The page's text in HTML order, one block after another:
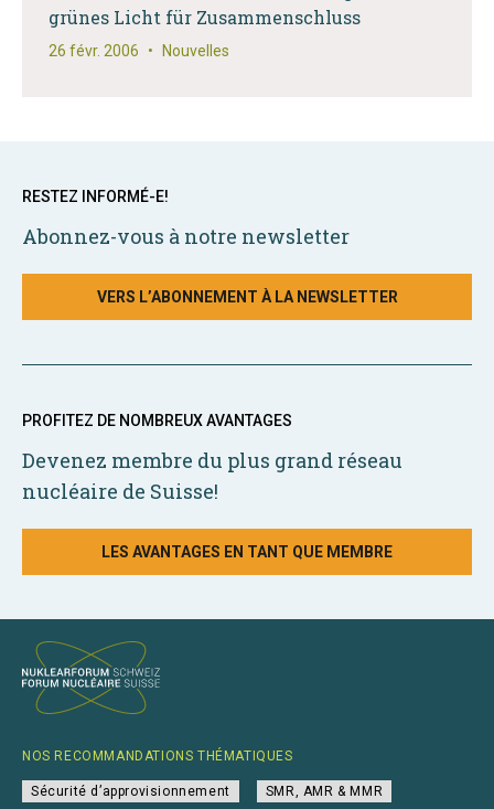
grünes Licht für Zusammenschluss
26 févr. 2006 • Nouvelles
RESTEZ INFORMÉ-E!
Abonnez-vous à notre newsletter
VERS L’ABONNEMENT À LA NEWSLETTER
PROFITEZ DE NOMBREUX AVANTAGES
Devenez membre du plus grand réseau
nucléaire de Suisse!
LES AVANTAGES EN TANT QUE MEMBRE
NOS RECOMMANDATIONS THÉMATIQUES
Sécurité d’approvisionnement SMR, AMR & MMR